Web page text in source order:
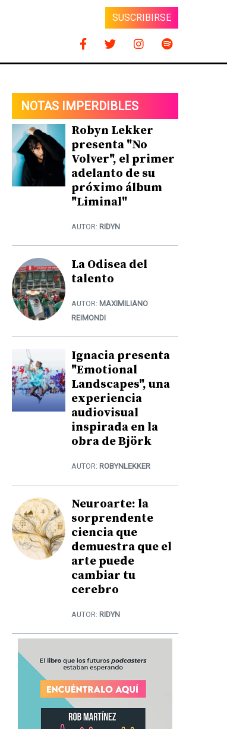
SUSCRIBIRSE
NOTAS IMPERDIBLES
Robyn Lekker
presenta "No
Volver", el primer
adelanto de su
próximo álbum
"Liminal"
AUTOR: RIDYN
La Odisea del
talento
AUTOR: MAXIMILIANO
REIMONDI
Ignacia presenta
"Emotional
Landscapes", una
experiencia
audiovisual
inspirada en la
obra de Björk
AUTOR: ROBYNLEKKER
Neuroarte: la
sorprendente
ciencia que
demuestra que el
arte puede
cambiar tu
cerebro
AUTOR: RIDYN